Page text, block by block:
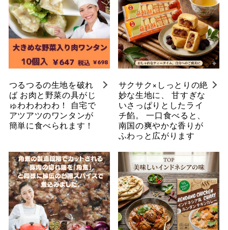
つるつるの生地を破れ
ば お肉と野菜の具がじ
ゅわわわわわ！ 自宅で
アツアツのワンタンが
簡単に食べられます！
サクサク×しっとりの絶
妙な生地に、 甘すぎな
いさっぱりとしたライ
チ餡。 一口食べると、
南国の爽やかな香りが
ふわっと広がります